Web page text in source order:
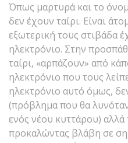
Όπως μαρτυρά και το
δεν έχουν ταίρι. Είναι
εξωτερική τους στιβάδα
ηλεκτρόνιο. Στην
ταίρι, «αρπάζουν» από
ηλεκτρόνιο που τους
ηλεκτρόνιο αυτό όμως,
(πρόβλημα που θα
ενός νέου κυττάρου) αλλά
προκαλώντας βλάβη σε